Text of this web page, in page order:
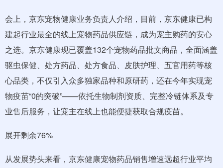
会上，京东宠物健康业务负责人介绍，目前，京东健康已构
建起行业最全的线上宠物药品供应链，成为宠主购药的安心
之选。京东健康现已覆盖132个宠物药品批文商品，全面涵盖
驱虫保健、处方药品、处方食品、皮肤护理、五官用药等核
心品类，不仅引入众多独家品种和原研药，还在今年实现宠
物疫苗“0的突破”——依托生物制剂资质、完整冷链体系及专
业售后服务，让宠主在线上也能便捷获取合规疫苗。
展开剩余76%
从发展势头来看，京东健康宠物药品销售增速远超行业平均